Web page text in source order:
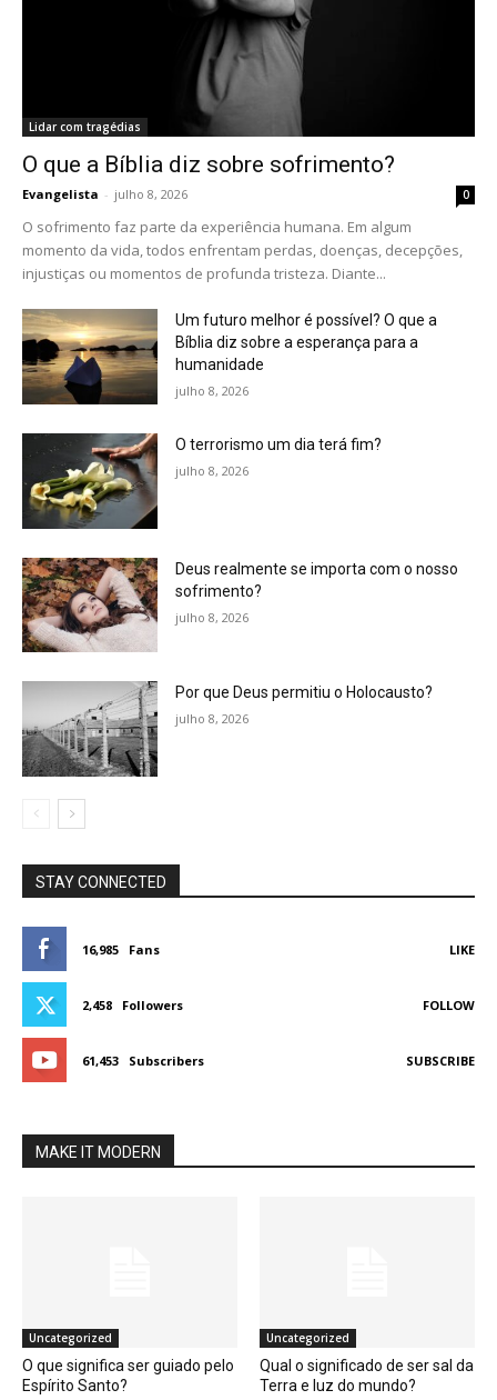
Lidar com tragédias
O que a Bíblia diz sobre sofrimento?
Evangelista - julho 8, 2026 0
O sofrimento faz parte da experiência humana. Em algum
momento da vida, todos enfrentam perdas, doenças, decepções,
injustiças ou momentos de profunda tristeza. Diante...
Um futuro melhor é possível? O que a
Bíblia diz sobre a esperança para a
humanidade
julho 8, 2026
O terrorismo um dia terá fim?
julho 8, 2026
Deus realmente se importa com o nosso
sofrimento?
julho 8, 2026
Por que Deus permitiu o Holocausto?
julho 8, 2026
STAY CONNECTED
16,985 Fans LIKE
2,458 Followers FOLLOW
61,453 Subscribers SUBSCRIBE
MAKE IT MODERN
Uncategorized
O que significa ser guiado pelo
Espírito Santo?
Uncategorized
Qual o significado de ser sal da
Terra e luz do mundo?